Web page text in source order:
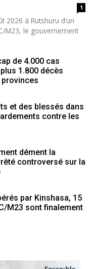
1
2026 à Rutshuru d’un
M23, le gouvernement
de 4.000 cas
1.800 décès
et des blessés dans
contre les
dément la
controversé sur la
par Kinshasa, 15
M23 sont finalement